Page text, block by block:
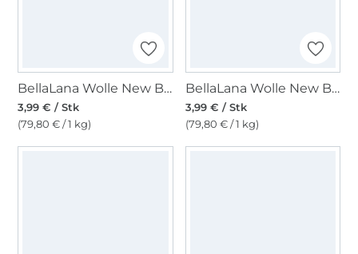
BellaLana Wolle New Bamboo 50gr. , anthrazit-blau
3,99 € / Stk
(79,80 € / 1 kg)
BellaLana Wolle New Bamboo 50gr. , braun-blau
3,99 € / Stk
(79,80 € / 1 kg)